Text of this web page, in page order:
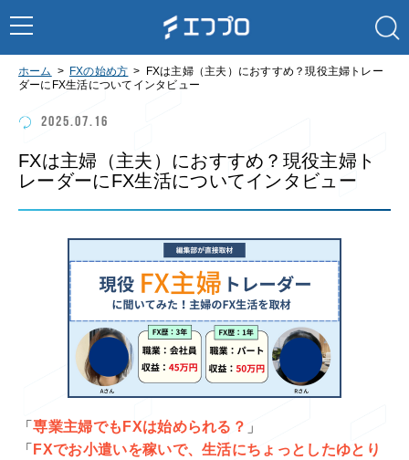
ホーム FXの始め方
FXは主婦（主夫）におすすめ？現役主婦トレー
ダーにFX生活についてインタビュー
2025.07.16
FXは主婦（主夫）におすすめ？現役主婦ト
レーダーにFX生活についてインタビュー
「専業主婦でもFXは始められる？ 」
「 FXでお小遣いを稼いで、生活にちょっとしたゆとり